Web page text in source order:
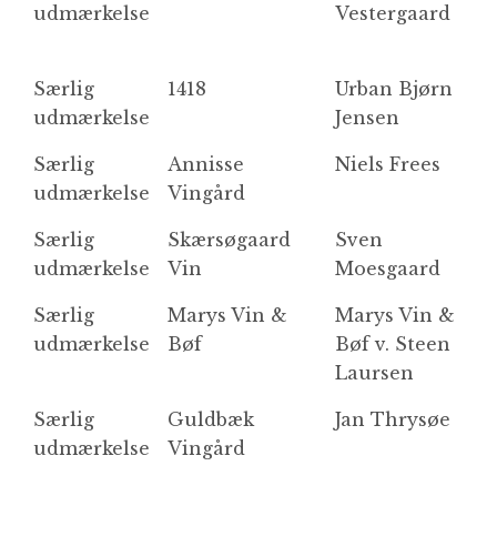
udmærkelse
Vestergaard
Særlig
udmærkelse
1418
Urban Bjørn
Jensen
Særlig
udmærkelse
Annisse
Vingård
Niels Frees
Særlig
udmærkelse
Skærsøgaard
Vin
Sven
Moesgaard
Særlig
udmærkelse
Marys Vin &
Bøf
Marys Vin &
Bøf v. Steen
Laursen
Særlig
udmærkelse
Guldbæk
Vingård
Jan Thrysøe